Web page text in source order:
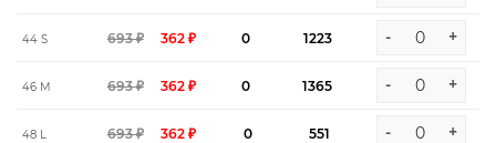
44 S 693 ₽ 362 ₽ 0 1223 - +
46 M 693 ₽ 362 ₽ 0 1365 - +
48 L 693 ₽ 362 ₽ 0 551 - +